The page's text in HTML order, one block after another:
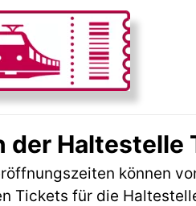
der
können
Tickets für die